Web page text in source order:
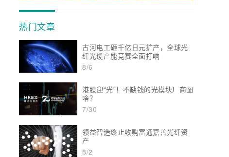
热门文章
古河电工砸千亿日元扩产，全球光
纤光缆产能竞赛全面打响
8/6
港股迎“光”！不缺钱的光模块厂商图
啥？
7/30
领益智造终止收购富通嘉善光纤资
产
8/2